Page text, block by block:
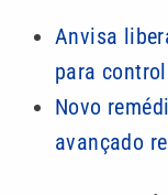
Anvisa
para
Novo
avançado